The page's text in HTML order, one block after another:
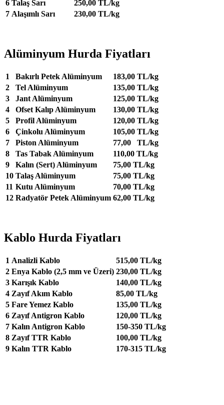
6 Talaş Sarı
250,00 TL/kg
7 Alaşımlı Sarı 230,00 TL/kg
Alüminyum Hurda Fiyatları
1 Bakırlı Petek Alüminyum
183,00 TL/kg
2
Tel Alüminyum
135,00 TL/kg
3
Jant Alüminyum
125,00 TL/kg
4
Ofset Kalıp Alüminyum
130,00 TL/kg
5
Profil Alüminyum
120,00 TL/kg
6
Çinkolu Alüminyum
105,00 TL/kg
7
Piston Alüminyum
77,00 TL/kg
8
Tas Tabak Alüminyum
110,00 TL/kg
9
Kalın (Sert) Alüminyum
75,00 TL/kg
10 Talaş Alüminyum
75,00 TL/kg
11 Kutu Alüminyum
70,00 TL/kg
12 Radyatör Petek Alüminyum 62,00 TL/kg
Kablo Hurda Fiyatları
1 Analizli Kablo
515,00 TL/kg
2 Enya Kablo (2,5 mm ve Üzeri) 230,00 TL/kg
3 Karışık Kablo
140,00 TL/kg
4 Zayıf Akım Kablo
85,00 TL/kg
5 Fare Yemez Kablo
135,00 TL/kg
6 Zayıf Antigron Kablo
120,00 TL/kg
7 Kalın Antigron Kablo
150-350 TL/kg
8 Zayıf TTR Kablo
100,00 TL/kg
9 Kalın TTR Kablo 170-315 TL/kg